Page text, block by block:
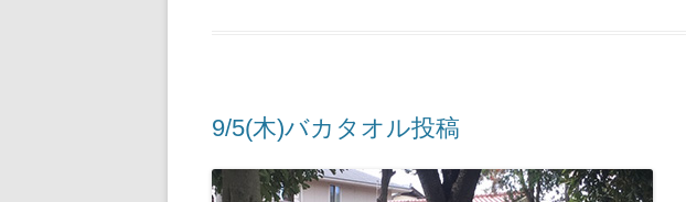
9/5(木)バカタオル投稿